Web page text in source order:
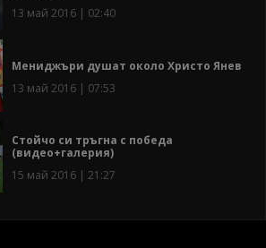
13 май 2016 | 02:40
Мениджъри душат около Христо Янев
13 май 2016 | 07:53
Стойчо си тръгна с победа
(видео+галерия)
15 май 2016 | 21:27